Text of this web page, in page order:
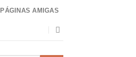
PÁGINAS AMIGAS